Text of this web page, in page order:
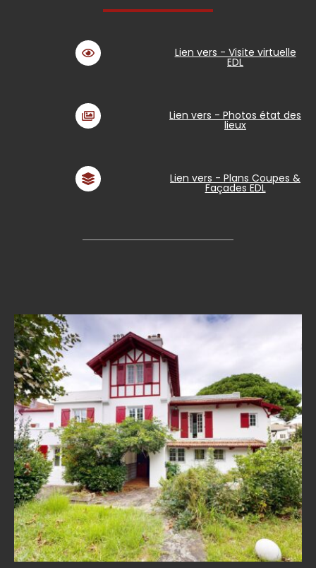
Lien vers - Visite virtuelle
EDL
Lien vers - Photos état des
lieux
Lien vers - Plans Coupes &
Façades EDL